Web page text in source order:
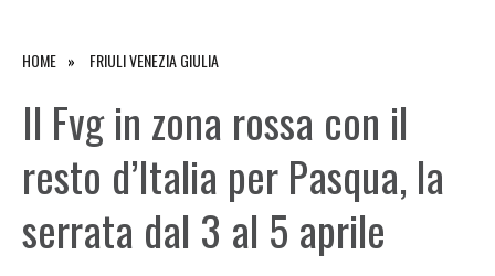
HOME FRIULI VENEZIA GIULIA
Il Fvg in zona rossa con il
resto d’Italia per Pasqua, la
serrata dal 3 al 5 aprile